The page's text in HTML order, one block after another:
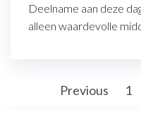
Deelname aan deze
alleen waardevolle
Previous 1